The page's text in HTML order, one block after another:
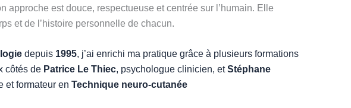
approche est douce, respectueuse et centrée sur l’humain. Elle
et de l’histoire personnelle de chacun.
depuis 1995, j’ai enrichi ma pratique grâce à plusieurs formations
côtés de Patrice Le Thiec, psychologue clinicien, etStéphane
et formateur en Technique neuro-cutanée